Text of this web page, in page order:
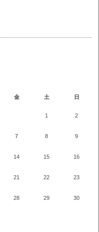
金 土 日
1 2
7 8 9
14 15 16
21 22 23
28 29 30